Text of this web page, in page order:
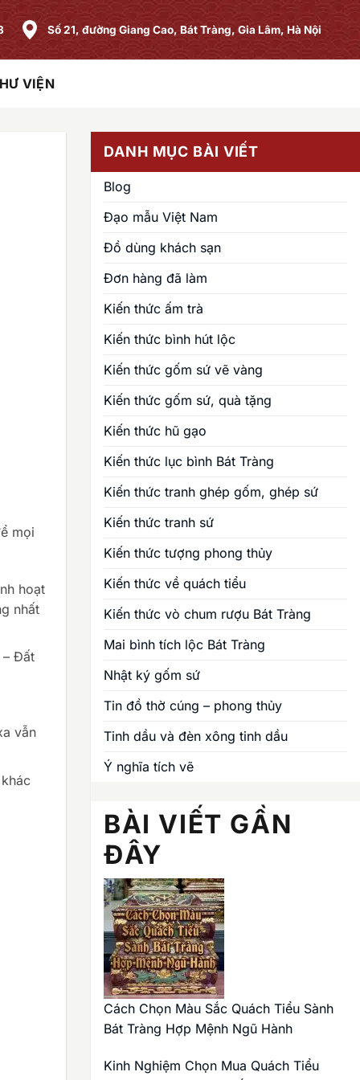
Số 21, đường Giang Cao, Bát Tràng, Gia Lâm, Hà Nội
VIỆN
mọi
hoạt
nhất
– Đất
vẫn
DANH MỤC BÀI VIẾT
Blog
Đạo mẫu Việt Nam
Đồ dùng khách sạn
Đơn hàng đã làm
Kiến thức ấm trà
Kiến thức bình hút lộc
Kiến thức gốm sứ vẽ vàng
Kiến thức gốm sứ, quà tặng
Kiến thức hũ gạo
Kiến thức lục bình Bát Tràng
Kiến thức tranh ghép gốm, ghép sứ
Kiến thức tranh sứ
Kiến thức tượng phong thủy
Kiến thức về quách tiểu
Kiến thức vò chum rượu Bát Tràng
Mai bình tích lộc Bát Tràng
Nhật ký gốm sứ
Tin đồ thờ cúng – phong thủy
Tinh dầu và đèn xông tinh dầu
Ý nghĩa tích vẽ
BÀI VIẾT GẦN
ĐÂY
Cách Chọn Màu Sắc Quách Tiểu Sành
Bát Tràng Hợp Mệnh Ngũ Hành
Kinh Nghiệm Chọn Mua Quách Tiểu